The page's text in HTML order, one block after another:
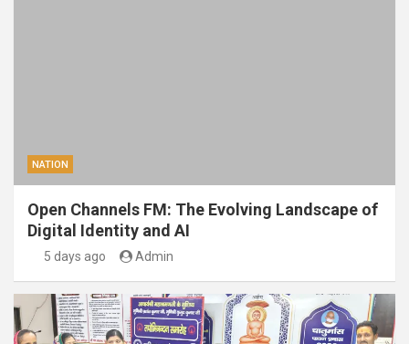
NATION
Open Channels FM: The Evolving Landscape of
Digital Identity and AI
5 days ago Admin